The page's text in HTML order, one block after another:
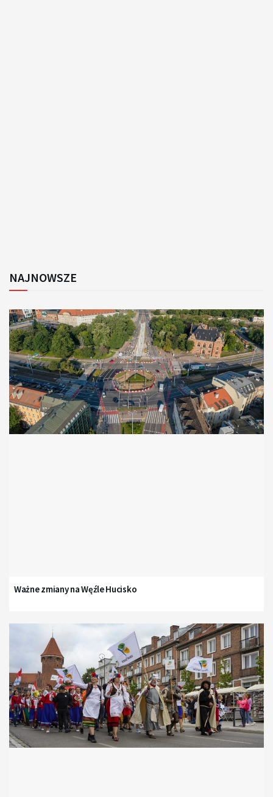
NAJNOWSZE
Ważne zmiany na Węźle Hucisko